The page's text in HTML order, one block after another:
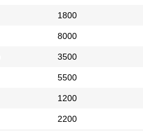
1800
8000
3500
5500
1200
2200